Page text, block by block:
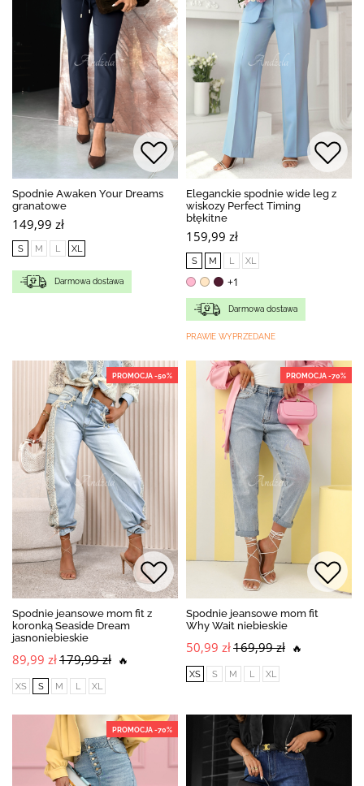
Spodnie Awaken Your Dreams
granatowe
149,99 zł
S M L XL
Darmowa dostawa
Eleganckie spodnie wide leg z
wiskozy Perfect Timing
błękitne
159,99 zł
S M L XL
+1
Darmowa dostawa
PRAWIE WYPRZEDANE
PROMOCJA -50%
Spodnie jeansowe mom fit z
koronką Seaside Dream
jasnoniebieskie
89,99 zł179,99 zł 🔥
XS S M L XL
PROMOCJA -70%
Spodnie jeansowe mom fit
Why Wait niebieskie
50,99 zł169,99 zł 🔥
XS S M L XL
PROMOCJA -70%